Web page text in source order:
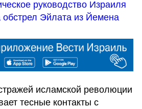
руководство Израиля
обстрел Эйлата из Йемена
исламской революции
тесные контакты с